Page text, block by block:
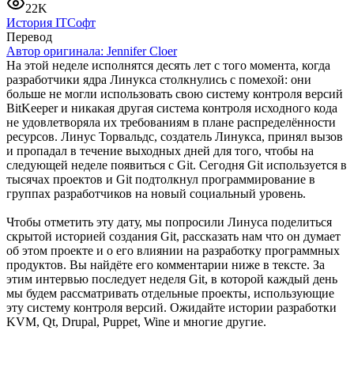
22K
История ITСофт
Перевод
Автор оригинала: Jennifer Cloer
На этой неделе исполнятся десять лет с того момента, когда
разработчики ядра Линукса столкнулись с помехой: они
больше не могли использовать свою систему контроля версий
BitKeeper и никакая другая система контроля исходного кода
не удовлетворяла их требованиям в плане распределённости
ресурсов. Линус Торвальдс, создатель Линукса, принял вызов
и пропадал в течение выходных дней для того, чтобы на
следующей неделе появиться с Git. Сегодня Git используется в
тысячах проектов и Git подтолкнул программирование в
группах разработчиков на новый социальный уровень.
Чтобы отметить эту дату, мы попросили Линуса поделиться
скрытой историей создания Git, рассказать нам что он думает
об этом проекте и о его влиянии на разработку программных
продуктов. Вы найдёте его комментарии ниже в тексте. За
этим интервью последует неделя Git, в которой каждый день
мы будем рассматривать отдельные проекты, использующие
эту систему контроля версий. Ожидайте истории разработки
KVM, Qt, Drupal, Puppet, Wine и многие другие.